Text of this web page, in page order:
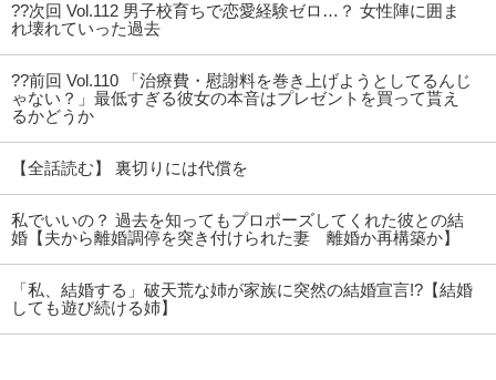
??次回 Vol.112 男子校育ちで恋愛経験ゼロ…？ 女性陣に囲ま
れ壊れていった過去
??前回 Vol.110 「治療費・慰謝料を巻き上げようとしてるんじ
ゃない？」最低すぎる彼女の本音はプレゼントを買って貰え
るかどうか
【全話読む】 裏切りには代償を
私でいいの？ 過去を知ってもプロポーズしてくれた彼との結
婚【夫から離婚調停を突き付けられた妻 離婚か再構築か】
「私、結婚する」破天荒な姉が家族に突然の結婚宣言!?【結婚
しても遊び続ける姉】